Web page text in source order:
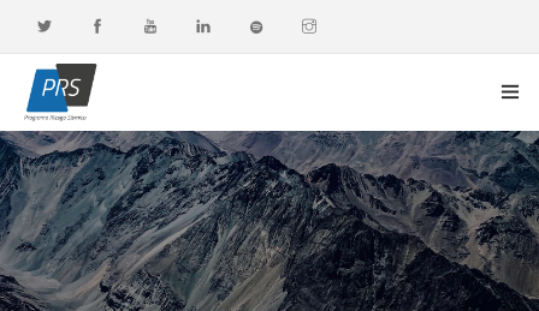
PORTADA
LÍNEAS DE INVESTIGACIÓN
OBSERVATORIO G-DATA